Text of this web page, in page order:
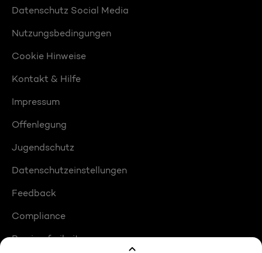
Datenschutz Social Media
Nutzungsbedingungen
Cookie Hinweise
Kontakt & Hilfe
Impressum
Offenlegung
Jugendschutz
Datenschutzeinstellungen
Feedback
Compliance
Barrierefreiheit